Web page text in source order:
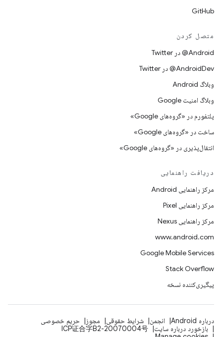
GitHub
متصل کردن
Android@ در Twitter
AndroidDev@ در Twitter
وبلاگ Android
وبلاگ امنیت Google
پلتفورم در «گروه‌های Google»
ساخت در «گروه‌های Google»
انتقال‌پذیری در «گروه‌های Google»
دریافت راهنمایی
مرکز راهنمایی Android
مرکز راهنمایی Pixel
مرکز راهنمایی Nexus
www.android.com
Google Mobile Services
Stack Overflow
پیگیری‌کننده نسخه
درباره Android انجمن شرایط حقوقی مجوز
حریم خصوصی
بازخورد درباره سایت
ICP证合字B2-20070004号